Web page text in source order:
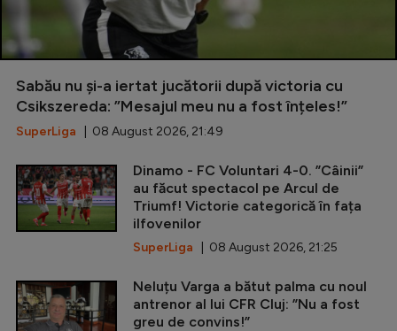
Sabău nu și-a iertat jucătorii după victoria cu
Csikszereda: ”Mesajul meu nu a fost înțeles!”
SuperLiga | 08 August 2026, 21:49
Dinamo - FC Voluntari 4-0. ”Câinii”
au făcut spectacol pe Arcul de
Triumf! Victorie categorică în fața
ilfovenilor
SuperLiga | 08 August 2026, 21:25
Neluțu Varga a bătut palma cu noul
antrenor al lui CFR Cluj: ”Nu a fost
greu de convins!”